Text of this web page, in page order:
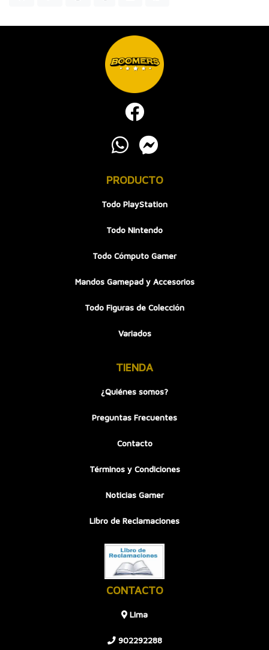
PRODUCTO
Todo PlayStation
Todo Nintendo
Todo Cómputo Gamer
Mandos Gamepad y Accesorios
Todo Figuras de Colección
Variados
TIENDA
¿Quiénes somos?
Preguntas Frecuentes
Contacto
Términos y Condiciones
Noticias Gamer
Libro de Reclamaciones
CONTACTO
LIma
902292288